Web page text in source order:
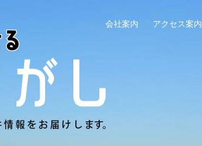
会社案内 アクセス案内